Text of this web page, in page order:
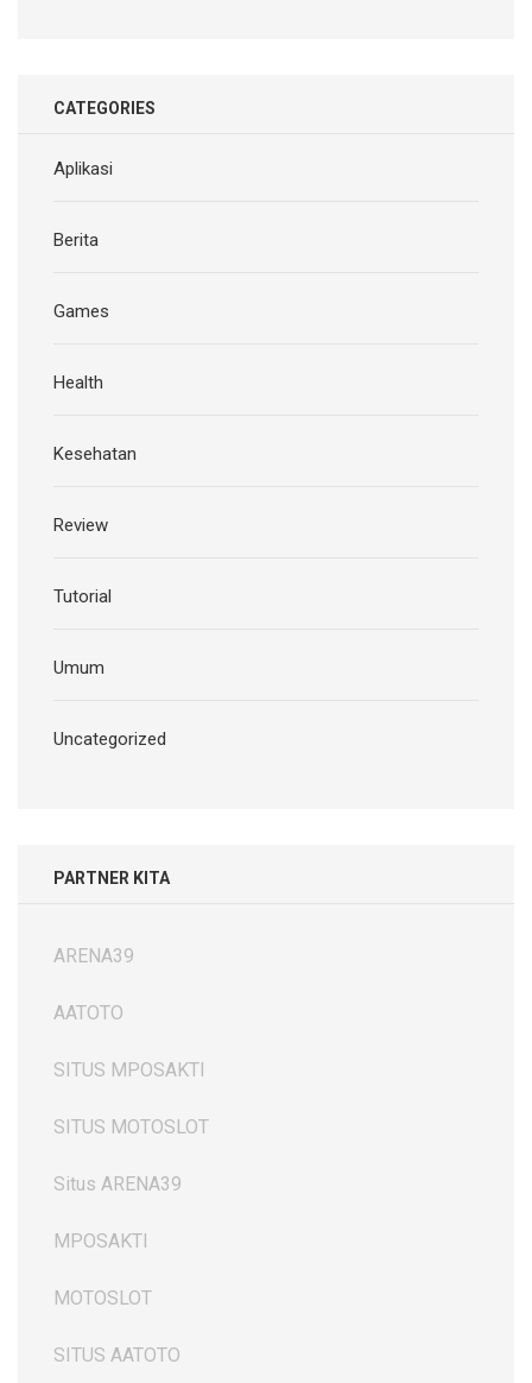
CATEGORIES
Aplikasi
Berita
Games
Health
Kesehatan
Review
Tutorial
Umum
Uncategorized
PARTNER KITA
ARENA39
AATOTO
SITUS MPOSAKTI
SITUS MOTOSLOT
Situs ARENA39
MPOSAKTI
MOTOSLOT
SITUS AATOTO